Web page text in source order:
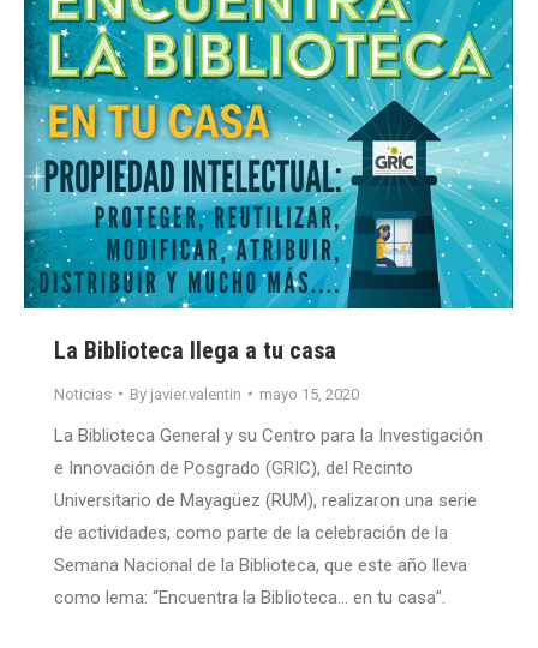
La Biblioteca llega a tu casa
Noticias By javier.valentin mayo 15, 2020
La Biblioteca General y su Centro para la Investigación
e Innovación de Posgrado (GRIC), del Recinto
Universitario de Mayagüez (RUM), realizaron una serie
de actividades, como parte de la celebración de la
Semana Nacional de la Biblioteca, que este año lleva
como lema: “Encuentra la Biblioteca… en tu casa”.